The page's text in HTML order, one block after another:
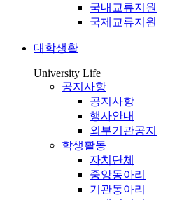
국내교류지원
국제교류지원
대학생활
University Life
공지사항
공지사항
행사안내
외부기관공지
학생활동
자치단체
중앙동아리
기관동아리